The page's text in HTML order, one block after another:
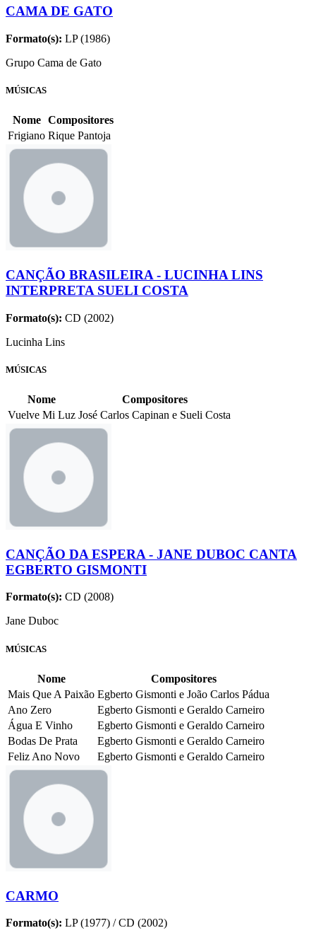
CAMA DE GATO
Formato(s): LP (1986)
Grupo Cama de Gato
MÚSICAS
Nome
Compositores
Frigiano Rique Pantoja
CANÇÃO BRASILEIRA - LUCINHA LINS
INTERPRETA SUELI COSTA
Formato(s): CD (2002)
Lucinha Lins
MÚSICAS
Nome
Compositores
Vuelve Mi Luz José Carlos Capinan e Sueli Costa
CANÇÃO DA ESPERA - JANE DUBOC CANTA
EGBERTO GISMONTI
Formato(s): CD (2008)
Jane Duboc
MÚSICAS
Nome
Compositores
Mais Que A Paixão Egberto Gismonti e João Carlos Pádua
Ano Zero
Egberto Gismonti e Geraldo Carneiro
Água E Vinho
Egberto Gismonti e Geraldo Carneiro
Bodas De Prata
Egberto Gismonti e Geraldo Carneiro
Feliz Ano Novo
Egberto Gismonti e Geraldo Carneiro
CARMO
Formato(s): LP (1977) / CD (2002)